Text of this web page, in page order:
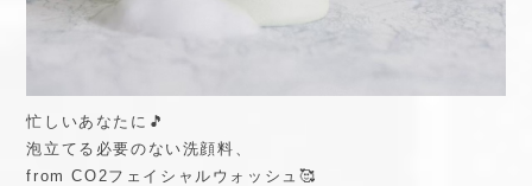
忙しいあなたに🎵
泡立てる必要のない洗顔料、
from CO2フェイシャルウォッシュ🥰